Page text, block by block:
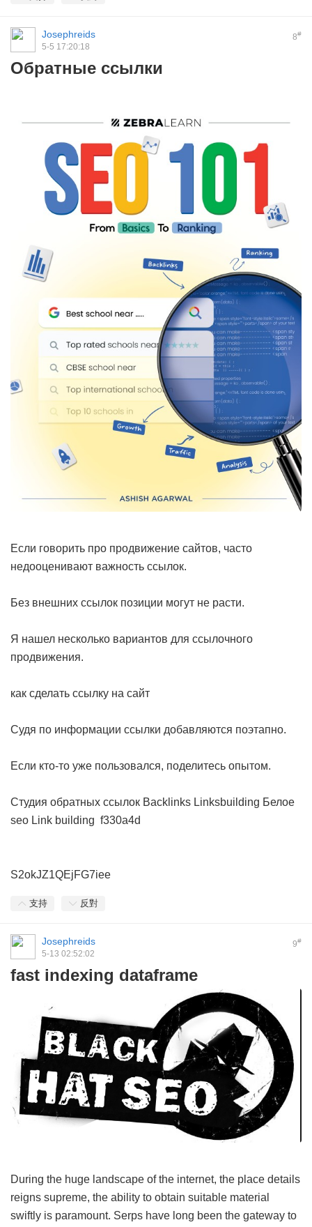
8#
Josephreids
5-5 17:20:18
Обратные ссылки
Если говорить про продвижение сайтов, часто
недооценивают важность ссылок.
Без внешних ссылок позиции могут не расти.
Я нашел несколько вариантов для ссылочного
продвижения.
как сделать ссылку на сайт
Судя по информации ссылки добавляются поэтапно.
Если кто-то уже пользовался, поделитесь опытом.
Студия обратных ссылок Backlinks Linksbuilding Белое
seo Link building f330a4d
S2okJZ1QEjFG7iee
支持 反對
9#
Josephreids
5-13 02:52:02
fast indexing dataframe
During the huge landscape of the internet, the place details
reigns supreme, the ability to obtain suitable material
swiftly is paramount. Serps have long been the gateway to